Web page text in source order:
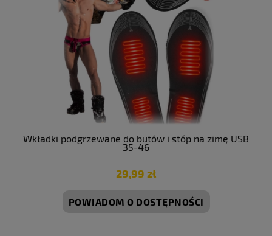
Wkładki podgrzewane do butów i stóp na zimę USB
35-46
29,99 zł
POWIADOM O DOSTĘPNOŚCI